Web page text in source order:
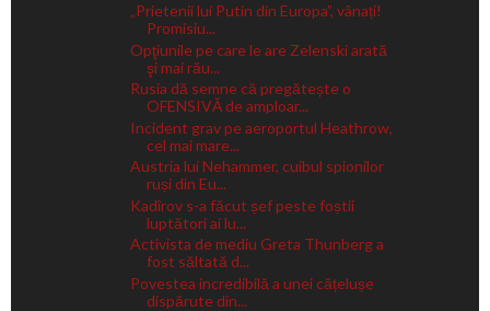
„Prietenii lui Putin din Europa”, vânați!
Promisiu...
Opţiunile pe care le are Zelenski arată
şi mai rău...
Rusia dă semne că pregătește o
OFENSIVĂ de amploar...
Incident grav pe aeroportul Heathrow,
cel mai mare...
Austria lui Nehammer, cuibul spionilor
ruși din Eu...
Kadîrov s-a făcut șef peste foștii
luptători ai lu...
Activista de mediu Greta Thunberg a
fost săltată d...
Povestea incredibilă a unei cățelușe
dispărute din...